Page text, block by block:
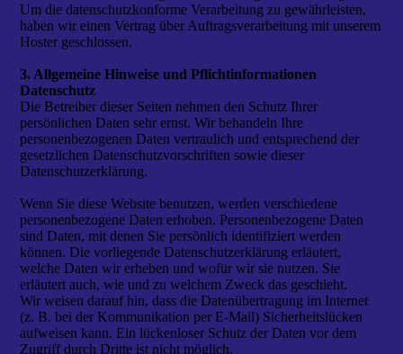
Um die datenschutzkonforme Verarbeitung zu gewährleisten,
haben wir einen Vertrag über Auftragsverarbeitung mit unserem
Hoster geschlossen.
3. Allgemeine Hinweise und Pflichtinformationen
Datenschutz
Die Betreiber dieser Seiten nehmen den Schutz Ihrer
persönlichen Daten sehr ernst. Wir behandeln Ihre
personenbezogenen Daten vertraulich und entsprechend der
gesetzlichen Datenschutzvorschriften sowie dieser
Datenschutzerklärung.
Wenn Sie diese Website benutzen, werden verschiedene
personenbezogene Daten erhoben. Personenbezogene Daten
sind Daten, mit denen Sie persönlich identifiziert werden
können. Die vorliegende Datenschutzerklärung erläutert,
welche Daten wir erheben und wofür wir sie nutzen. Sie
erläutert auch, wie und zu welchem Zweck das geschieht.
Wir weisen darauf hin, dass die Datenübertragung im Internet
(z. B. bei der Kommunikation per E-Mail) Sicherheitslücken
aufweisen kann. Ein lückenloser Schutz der Daten vor dem
Zugriff durch Dritte ist nicht möglich.